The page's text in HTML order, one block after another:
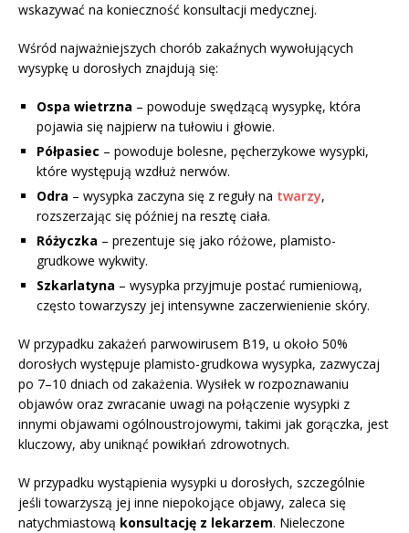
wskazywać na konieczność konsultacji medycznej.
Wśród najważniejszych chorób zakaźnych wywołujących
wysypkę u dorosłych znajdują się:
Ospa wietrzna – powoduje swędzącą wysypkę, która
pojawia się najpierw na tułowiu i głowie.
Półpasiec – powoduje bolesne, pęcherzykowe wysypki,
które występują wzdłuż nerwów.
Odra – wysypka zaczyna się z reguły na twarzy,
rozszerzając się później na resztę ciała.
Różyczka – prezentuje się jako różowe, plamisto-
grudkowe wykwity.
Szkarlatyna – wysypka przyjmuje postać rumieniową,
często towarzyszy jej intensywne zaczerwienienie skóry.
W przypadku zakażeń parwowirusem B19, u około 50%
dorosłych występuje plamisto-grudkowa wysypka, zazwyczaj
po 7–10 dniach od zakażenia. Wysiłek w rozpoznawaniu
objawów oraz zwracanie uwagi na połączenie wysypki z
innymi objawami ogólnoustrojowymi, takimi jak gorączka, jest
kluczowy, aby uniknąć powikłań zdrowotnych.
W przypadku wystąpienia wysypki u dorosłych, szczególnie
jeśli towarzyszą jej inne niepokojące objawy, zaleca się
natychmiastową konsultację z lekarzem. Nieleczone